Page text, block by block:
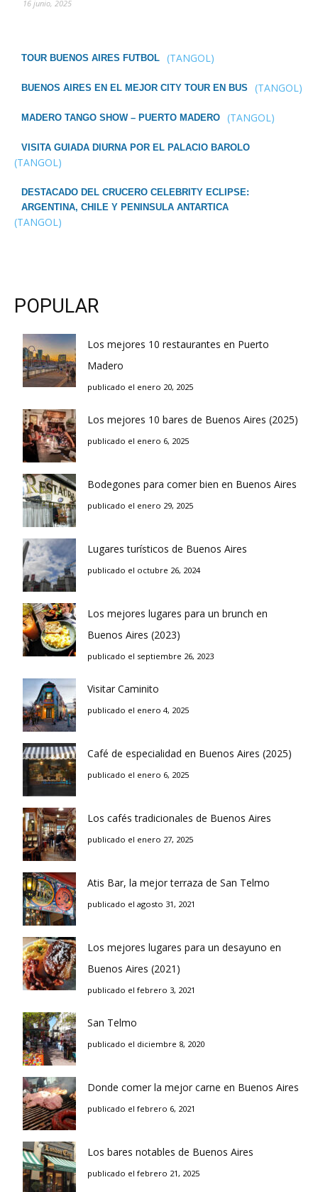
16 junio, 2025
TOUR BUENOS AIRES FUTBOL (TANGOL)
BUENOS AIRES EN EL MEJOR CITY TOUR EN BUS (TANGOL)
MADERO TANGO SHOW – PUERTO MADERO (TANGOL)
VISITA GUIADA DIURNA POR EL PALACIO BAROLO
(TANGOL)
DESTACADO DEL CRUCERO CELEBRITY ECLIPSE:
ARGENTINA, CHILE Y PENINSULA ANTARTICA
(TANGOL)
POPULAR
Los mejores 10 restaurantes en Puerto
Madero
publicado el enero 20, 2025
Los mejores 10 bares de Buenos Aires (2025)
publicado el enero 6, 2025
Bodegones para comer bien en Buenos Aires
publicado el enero 29, 2025
Lugares turísticos de Buenos Aires
publicado el octubre 26, 2024
Los mejores lugares para un brunch en
Buenos Aires (2023)
publicado el septiembre 26, 2023
Visitar Caminito
publicado el enero 4, 2025
Café de especialidad en Buenos Aires (2025)
publicado el enero 6, 2025
Los cafés tradicionales de Buenos Aires
publicado el enero 27, 2025
Atis Bar, la mejor terraza de San Telmo
publicado el agosto 31, 2021
Los mejores lugares para un desayuno en
Buenos Aires (2021)
publicado el febrero 3, 2021
San Telmo
publicado el diciembre 8, 2020
Donde comer la mejor carne en Buenos Aires
publicado el febrero 6, 2021
Los bares notables de Buenos Aires
publicado el febrero 21, 2025